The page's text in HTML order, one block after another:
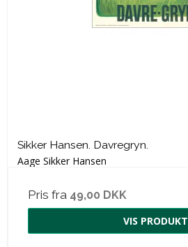
Sikker Hansen. Davregryn.
Aage Sikker Hansen
Pris fra 49,00 DKK
VIS PRODUKT